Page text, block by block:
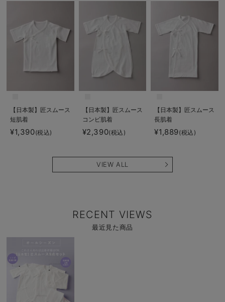
【日本製】匠スムース
短肌着
¥1,390(税込)
【日本製】匠スムース
コンビ肌着
¥2,390(税込)
【日本製】匠スムース
長肌着
¥1,889(税込)
VIEW ALL
RECENT VIEWS
最近見た商品
商
詳
細
を